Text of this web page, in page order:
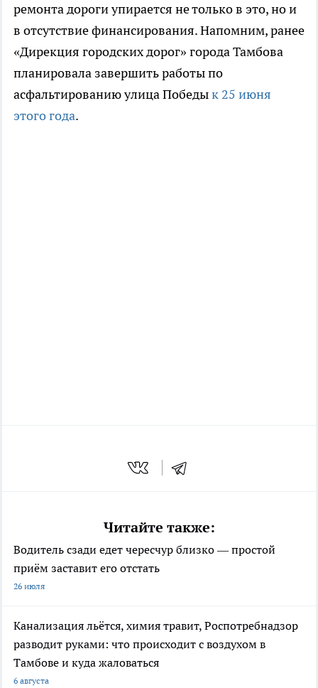
ремонта дороги упирается не только в это, но и
в отсутствие финансирования. Напомним, ранее
«Дирекция городских дорог» города Тамбова
планировала завершить работы по
асфальтированию улица Победык 25 июня
этого года.
Читайте также:
Водитель сзади едет чересчур близко — простой
приём заставит его отстать
26 июля
Канализация льётся, химия травит, Роспотребнадзор
разводит руками: что происходит с воздухом в
Тамбове и куда жаловаться
6 августа